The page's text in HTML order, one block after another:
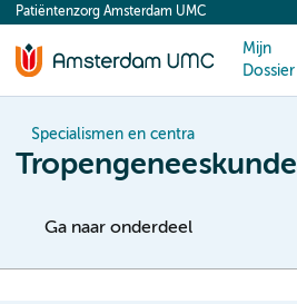
content
Patiëntenzorg Amsterdam UMC
Mijn
Dossier
Specialismen en centra
Tropengeneeskunde
Ga naar onderdeel